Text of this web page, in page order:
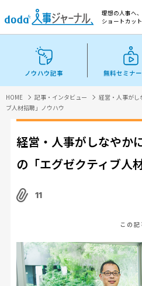
理想の人事へ、
ショートカット
ノウハウ記事 無料セミナ
HOME 記事・インタビュー
経営・人事がし
ブ人材招聘」ノウハウ
経営・人事がしなやか
の「エグゼクティブ人
11
この